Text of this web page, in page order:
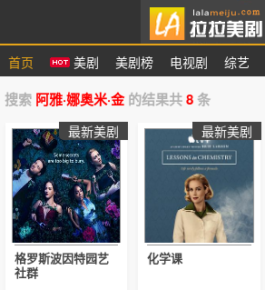
拉拉美剧
首页 美剧 美剧榜 电视剧 综艺
搜索 阿雅·娜奥米·金的结果共8 条
最新美剧
格罗斯波因特园艺
社群
最新美剧
化学课